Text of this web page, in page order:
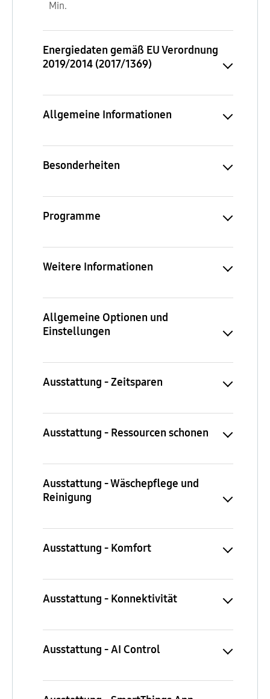
Min.
Energiedaten gemäß EU Verordnung
2019/2014 (2017/1369)
Allgemeine Informationen
Besonderheiten
Programme
Weitere Informationen
Allgemeine Optionen und
Einstellungen
Ausstattung - Zeitsparen
Ausstattung - Ressourcen schonen
Ausstattung - Wäschepflege und
Reinigung
Ausstattung - Komfort
Ausstattung - Konnektivität
Ausstattung - AI Control